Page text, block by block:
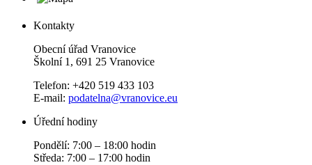
Kontakty
Obecní úřad Vranovice
Školní 1, 691 25 Vranovice
Telefon: +420 519 433 103
E-mail: podatelna@vranovice.eu
Úřední hodiny
Pondělí: 7:00 – 18:00 hodin
Středa: 7:00 – 17:00 hodin